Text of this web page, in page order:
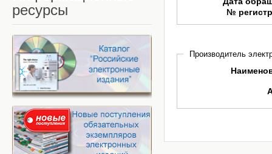
№
Производитель
ресурсы